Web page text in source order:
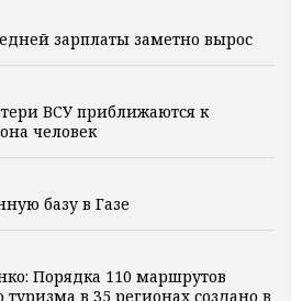
зарплаты заметно вырос
ВСУ приближаются к
человек
базу в Газе
Порядка 110 маршрутов
в 35 регионах создано в